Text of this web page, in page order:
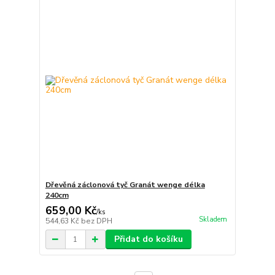
Dřevěná záclonová tyč Granát wenge délka
240cm
659,00 Kč/ks
544,63 Kč bez DPH Skladem
Přidat do košíku